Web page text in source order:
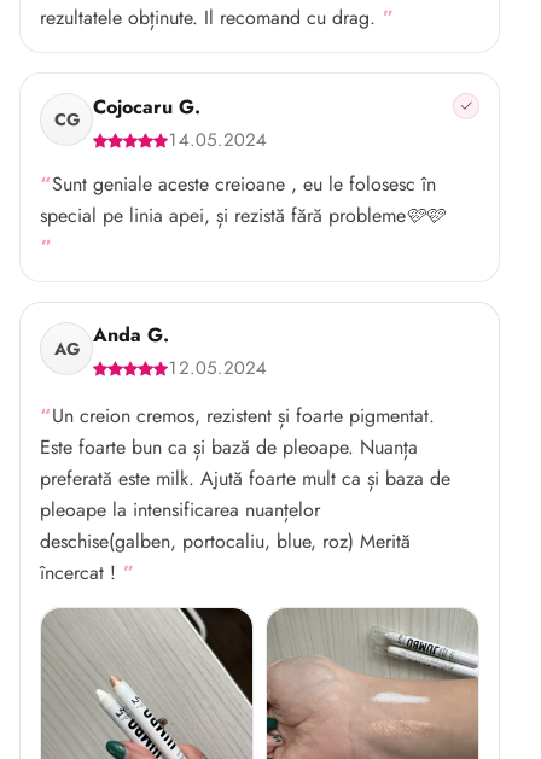
rezultatele obținute. Il recomand cu drag.
CG Cojocaru G.
14.05.2024
Sunt geniale aceste creioane , eu le folosesc în
special pe linia apei, și rezistă fără probleme🩷🩷
AG Anda G.
12.05.2024
Un creion cremos, rezistent și foarte pigmentat.
Este foarte bun ca și bază de pleoape. Nuanța
preferată este milk. Ajută foarte mult ca și baza de
pleoape la intensificarea nuanțelor
deschise(galben, portocaliu, blue, roz) Merită
încercat !